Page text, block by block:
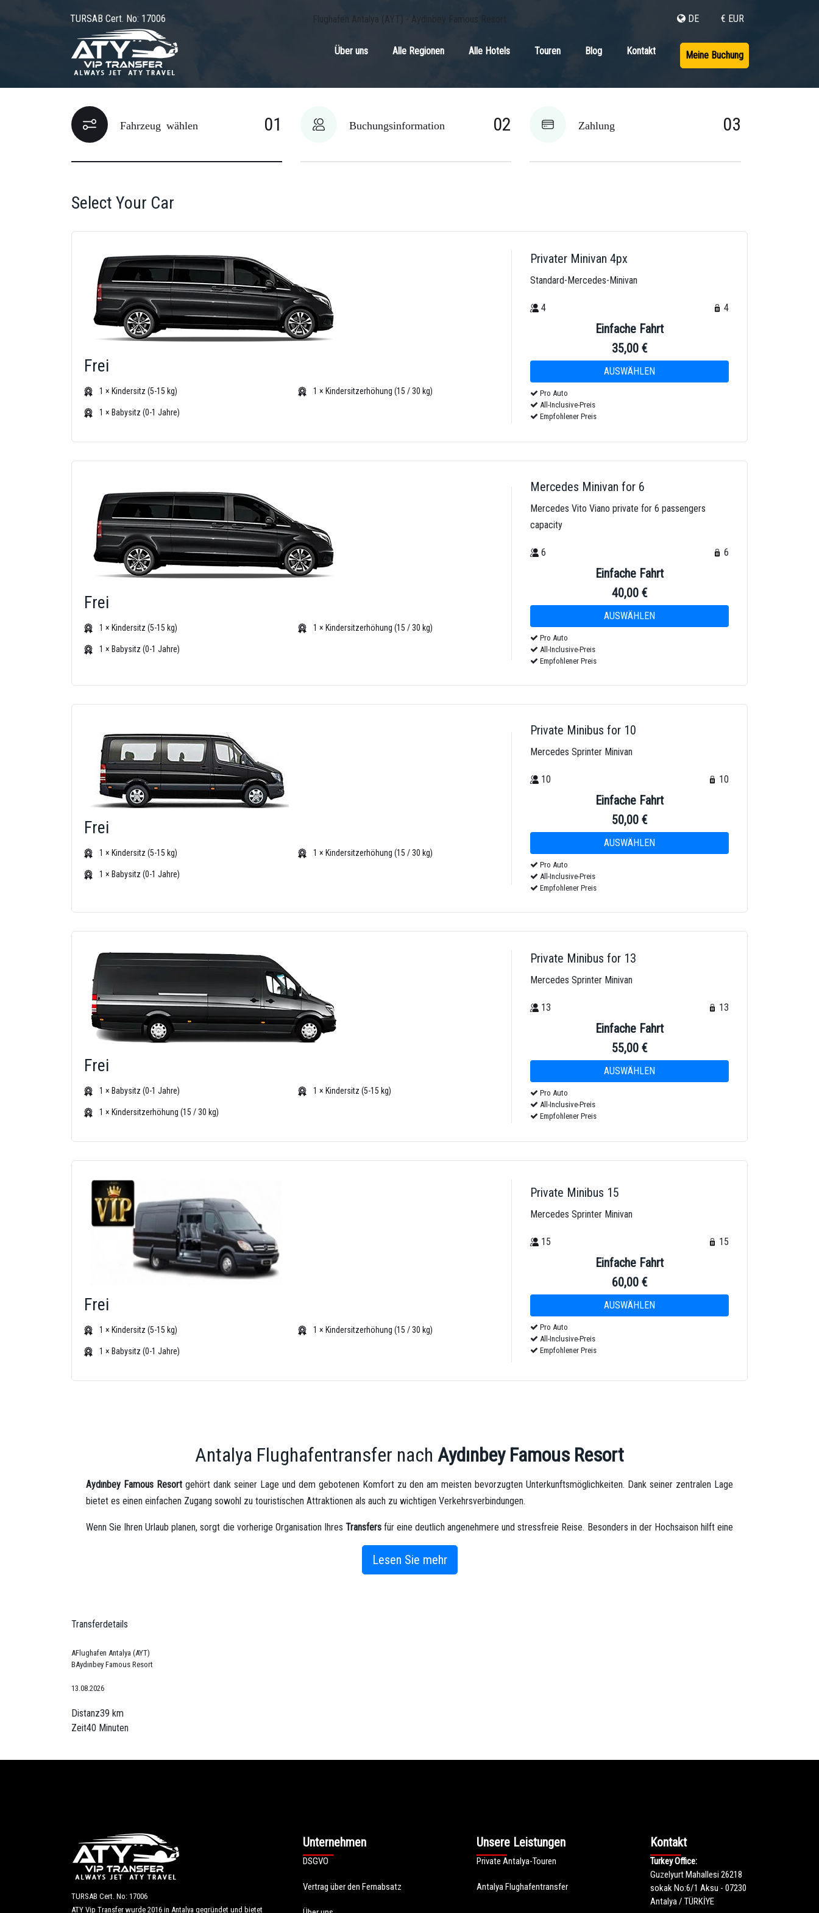
TURSAB Cert. No: 17006 € EUR
DE
Über uns Alle Regionen Alle Hotels Touren Blog Kontakt Meine Buchung
Flughafen Antalya (AYT) - Aydınbey Famous Resort
Fahrzeug wählen 01 Buchungsinformation 02 Zahlung 03
Select Your Car
Frei
1 × Kindersitz (5-15 kg) 1 × Kindersitzerhöhung (15 / 30 kg)
1 × Babysitz (0-1 Jahre)
Privater Minivan 4px
Standard-Mercedes-Minivan
4 4
Einfache Fahrt
35,00 €
Pro Auto
All-Inclusive-Preis
Empfohlener Preis
Frei
1 × Kindersitz (5-15 kg) 1 × Kindersitzerhöhung (15 / 30 kg)
1 × Babysitz (0-1 Jahre)
Mercedes Minivan for 6
Mercedes Vito Viano private for 6 passengers
capacity
6 6
Einfache Fahrt
40,00 €
Pro Auto
All-Inclusive-Preis
Empfohlener Preis
Frei
1 × Kindersitz (5-15 kg) 1 × Kindersitzerhöhung (15 / 30 kg)
1 × Babysitz (0-1 Jahre)
Private Minibus for 10
Mercedes Sprinter Minivan
10 10
Einfache Fahrt
50,00 €
Pro Auto
All-Inclusive-Preis
Empfohlener Preis
Frei
1 × Babysitz (0-1 Jahre) 1 × Kindersitz (5-15 kg)
1 × Kindersitzerhöhung (15 / 30 kg)
Private Minibus for 13
Mercedes Sprinter Minivan
13 13
Einfache Fahrt
55,00 €
Pro Auto
All-Inclusive-Preis
Empfohlener Preis
Frei
1 × Kindersitz (5-15 kg) 1 × Kindersitzerhöhung (15 / 30 kg)
1 × Babysitz (0-1 Jahre)
Private Minibus 15
Mercedes Sprinter Minivan
15 15
Einfache Fahrt
60,00 €
Pro Auto
All-Inclusive-Preis
Empfohlener Preis
Antalya Flughafentransfer nach Aydınbey Famous Resort
Aydınbey Famous Resort gehört dank seiner Lage und dem gebotenen Komfort zu den am meisten bevorzugten Unterkunftsmöglichkeiten. Dank seiner zentralen Lage
bietet es einen einfachen Zugang sowohl zu touristischen Attraktionen als auch zu wichtigen Verkehrsverbindungen.
Wenn Sie Ihren Urlaub planen, sorgt die vorherige Organisation Ihres Transfersfür eine deutlich angenehmere und stressfreie Reise. Besonders in der Hochsaison hilft eine
frühzeitige Planung, Zeitverluste zu vermeiden und einen reibungslosen Start in den Urlaub zu gewährleisten.
Transferdienstes sichere
Mit unserem
Lesen Sie mehr
Transferdetails
AFlughafen Antalya (AYT)
BAydınbey Famous Resort
13.08.2026
Distanz39 km
Zeit40 Minuten
TURSAB Cert. No: 17006
ATY Vip Transfer wurde 2016 in Antalya gegründet und bietet
Unternehmen
DSGVO
Vertrag über den Fernabsatz
Unsere Leistungen
Private Antalya-Touren
Antalya Flughafentransfer
Kontakt
Turkey Office:
Guzelyurt Mahallesi 26218
sokak No:6/1 Aksu - 07230
Antalya / TÜRKİYE